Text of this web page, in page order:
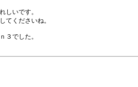
しいです。
てくださいね。
３でした。